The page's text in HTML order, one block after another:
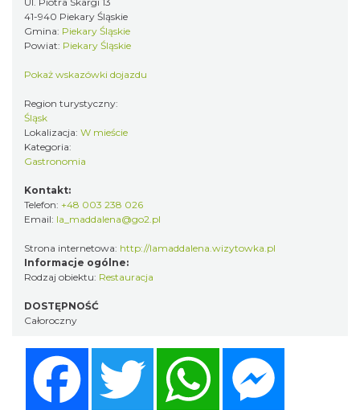
41-940 Piekary Śląskie
Gmina: Piekary Śląskie
Powiat: Piekary Śląskie
Pokaż wskazówki dojazdu
Region turystyczny:
Śląsk
Lokalizacja: W mieście
Kategoria:
Gastronomia
Kontakt:
Telefon: +48 003 238 026
Email: la_maddalena@go2.pl
Strona internetowa: http://lamaddalena.wizytowka.pl
Informacje ogólne:
Rodzaj obiektu: Restauracja
DOSTĘPNOŚĆ
Całoroczny
Twitter WhatsApp